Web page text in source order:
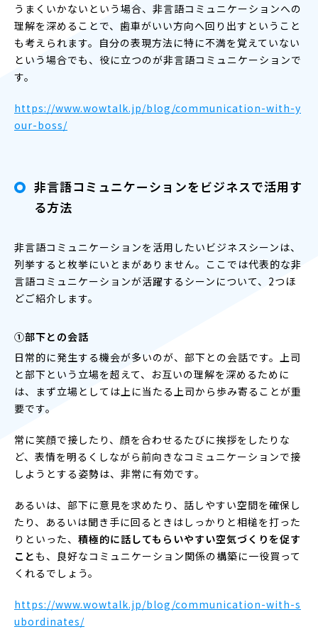
うまくいかないという場合、非言語コミュニケーションへの
理解を深めることで、歯車がいい方向へ回り出すということ
も考えられます。自分の表現方法に特に不満を覚えていない
という場合でも、役に立つのが非言語コミュニケーションで
す。
https://www.wowtalk.jp/blog/communication-with-y
our-boss/
非言語コミュニケーションをビジネスで活用す
る方法
非言語コミュニケーションを活用したいビジネスシーンは、
列挙すると枚挙にいとまがありません。ここでは代表的な非
言語コミュニケーションが活躍するシーンについて、2つほ
どご紹介します。
①部下との会話
日常的に発生する機会が多いのが、部下との会話です。上司
と部下という立場を超えて、お互いの理解を深めるために
は、まず立場としては上に当たる上司から歩み寄ることが重
要です。
常に笑顔で接したり、顔を合わせるたびに挨拶をしたりな
ど、表情を明るくしながら前向きなコミュニケーションで接
しようとする姿勢は、非常に有効です。
あるいは、部下に意見を求めたり、話しやすい空間を確保し
たり、あるいは聞き手に回るときはしっかりと相槌を打った
りといった、 積極的に話してもらいやすい空気づくりを促す
こと も、良好なコミュニケーション関係の構築に一役買って
くれるでしょう。
https://www.wowtalk.jp/blog/communication-with-s
ubordinates/